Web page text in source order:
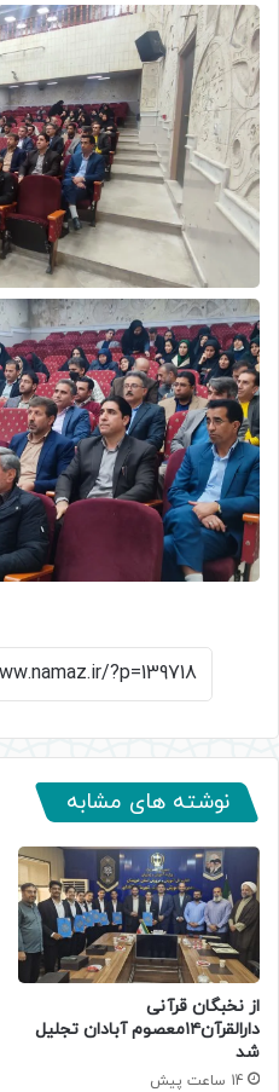
نوشته های مشابه
از نخبگان قرآنی
دارالقرآن۱۴معصوم آبادان تجلیل
شد
14 ساعت پیش